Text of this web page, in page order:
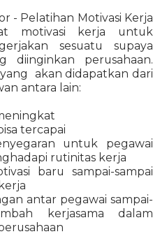
- Pelatihan Motivasi Kerja
motivasi kerja untuk
sesuatu supaya
diinginkan perusahaan.
akan didapatkan dari
antara lain:
tercapai
untuk pegawai
rutinitas kerja
baru sampai-sampai
antar pegawai sampai-
kerjasama dalam